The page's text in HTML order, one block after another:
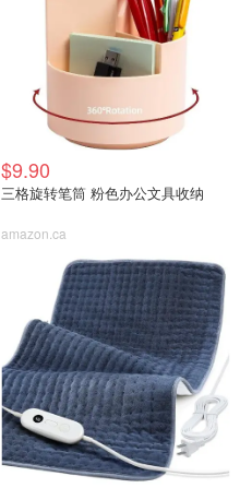
$9.90
三格旋转笔筒 粉色办公文具收纳
amazon.ca